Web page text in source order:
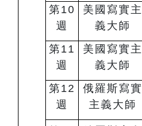
第10
週
美國寫實主
義⼤師
第11
週
美國寫實主
義⼤師
第12
週
俄羅斯寫實
主義⼤師